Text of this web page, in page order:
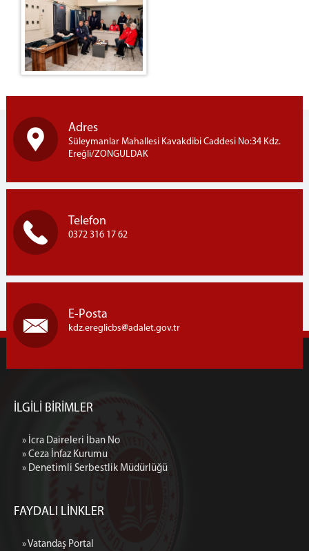
Adres
Süleymanlar Mahallesi Kavakdibi Caddesi No:34 Kdz.
Ereğli/ZONGULDAK
Telefon
0372 316 17 62
E-Posta
kdz.ereglicbs adalet.gov.tr
İLGİLİ BİRİMLER
» İcra Daireleri İban No
» Ceza İnfaz Kurumu
» Denetimli Serbestlik Müdürlüğü
FAYDALI LİNKLER
» Vatandaş Portal